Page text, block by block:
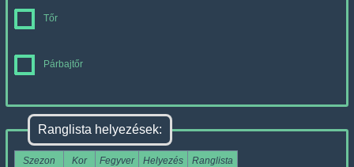
Tőr
Párbajtőr
Ranglista helyezések:
Szezon Kor Fegyver Helyezés Ranglista